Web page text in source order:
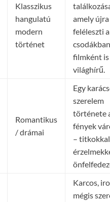
Klasszikus
hangulatú
modern
történet
amely újra
feléleszti
filmként is
világhírű.
Romantikus
/ drámai
Egy
szerelem
története
fények
–
Karcos,
mégis